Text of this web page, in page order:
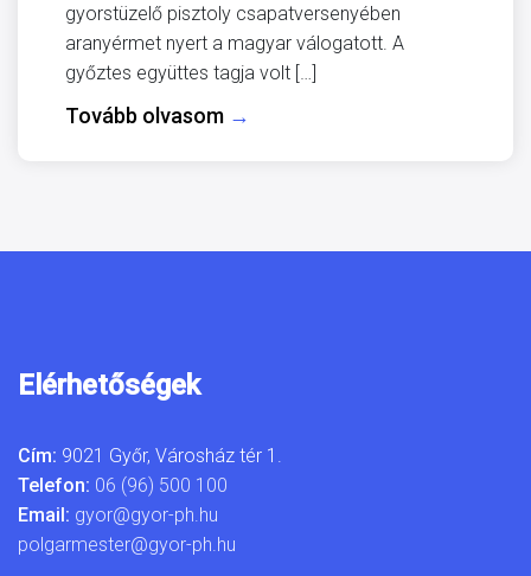
gyorstüzelő pisztoly csapatversenyében
aranyérmet nyert a magyar válogatott. A
győztes együttes tagja volt […]
Tovább olvasom →
Elérhetőségek
Cím: 9021 Győr, Városház tér 1.
Telefon: 06 (96) 500 100
Email: gyor@gyor-ph.hu
polgarmester@gyor-ph.hu